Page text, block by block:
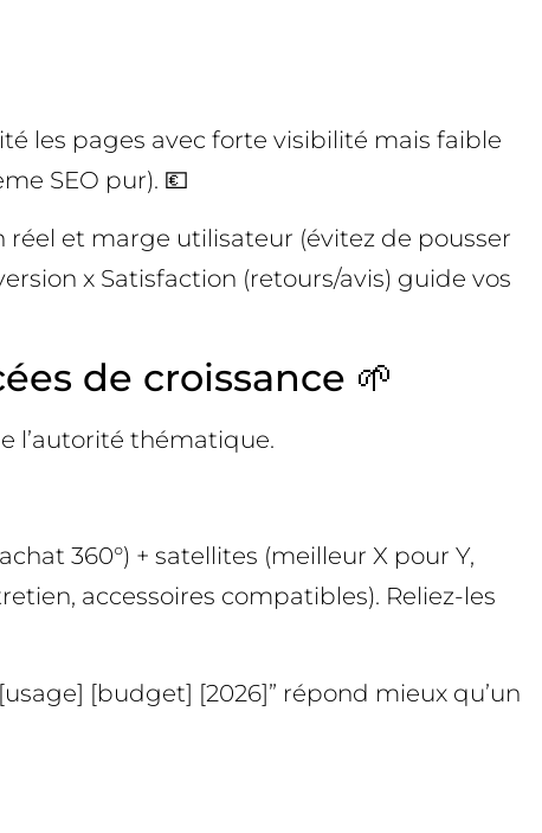
les pages avec forte visibilité mais faible
SEO pur). 💶
réel et marge utilisateur (évitez de pousser
x Satisfaction (retours/avis) guide vos
de croissance 🌱
l’autorité thématique.
360°) + satellites (meilleur X pour Y,
accessoires compatibles). Reliez-les
[budget] [2026]” répond mieux qu’un